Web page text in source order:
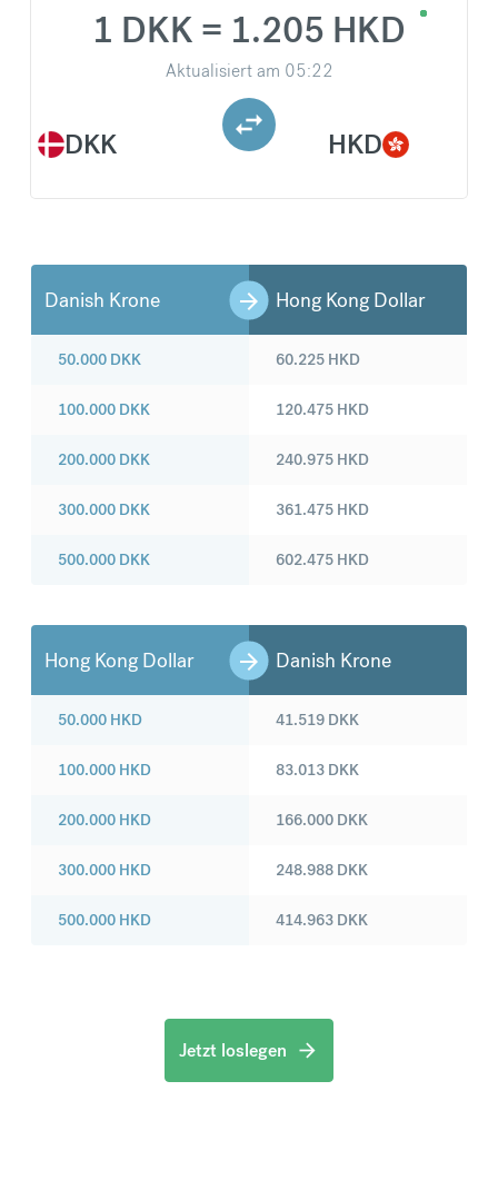
DKK
1 DKK = 1.205 HKD
Aktualisiert am 05:22
HKD
Danish Krone Hong Kong Dollar
50.000 DKK
100.000 DKK
200.000 DKK
300.000 DKK
500.000 DKK
60.225 HKD
120.475 HKD
240.975 HKD
361.475 HKD
602.475 HKD
Hong Kong Dollar Danish Krone
50.000 HKD
100.000 HKD
200.000 HKD
300.000 HKD
500.000 HKD
41.519 DKK
83.013 DKK
166.000 DKK
248.988 DKK
414.963 DKK
Jetzt loslegen